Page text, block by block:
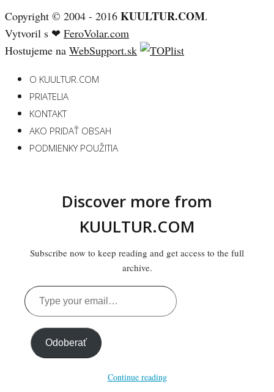
Copyright © 2004 - 2016 KUULTUR.COM.
Vytvoril s ❤ FeroVolar.com
Hostujeme na WebSupport.sk
O KUULTUR.COM
PRIATELIA
KONTAKT
AKO PRIDAŤ OBSAH
PODMIENKY POUŽITIA
Discover more from
KUULTUR.COM
Subscribe now to keep reading and get access to the full
archive.
Type
your
email…
Odoberať
Continue reading